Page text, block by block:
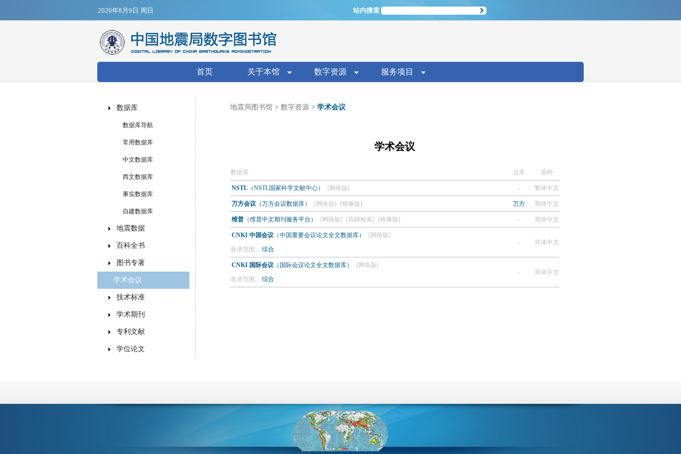
Jump to navigation
2026年8月9日 周日
搜索表单
站内搜索
首页 关于本馆 数字资源 服务项目
地震局图书馆 > 数字资源 > 学术会议
学术会议
数据库 总库 语种
NSTL （NSTL国家科学文献中心） [网络版] - 繁体中文
万方会议 （万方会议数据库） [网络版] [镜像版] 万方 简体中文
维普 （维普中文期刊服务平台） [网络版] [高级检索] [镜像版] - 简体中文
CNKI 中国会议 （中国重要会议论文全文数据库）
[网络版]
收录范围： 综合
- 简体中文
CNKI 国际会议 （国际会议论文全文数据库）
[网络版]
收录范围： 综合
- 简体中文
数据库
数据库导航
常用数据库
中文数据库
西文数据库
事实数据库
自建数据库
地震数据
百科全书
图书专著
学术会议
技术标准
学术期刊
专利文献
学位论文